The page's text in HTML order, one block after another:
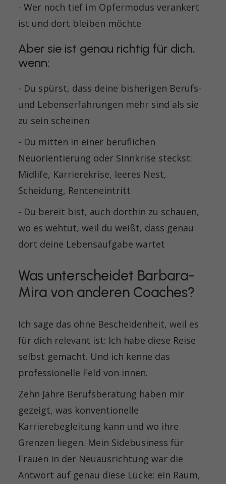
- Wer noch tief im Opfermodus verankert
ist und dort bleiben möchte
Aber sie ist genau richtig für dich,
wenn:
- Du spürst, dass deine bisherigen Berufs-
und Lebenserfahrungen mehr sind als sie
zu sein scheinen
- Du mitten in einer beruflichen
Neuorientierung oder Sinnkrise steckst:
Midlife, Karrierekrise, leeres Nest,
Scheidung, Renteneintritt
- Du bereit bist, auch dorthin zu schauen,
wo es wehtut, weil du weißt, dass genau
dort deine Lebensaufgabe wartet
Was unterscheidet Barbara-
Mira von anderen Coaches?
Ich sage das ohne Bescheidenheit, weil es
für dich relevant ist: Ich habe diese Reise
selbst gemacht. Und ich kenne das
professionelle Feld von innen.
Zehn Jahre Berufsberatung haben mir
gezeigt, was konventionelle
Karrierebegleitung kann und wo ihre
Grenzen liegen. Mein Sidebusiness für
Frauen in der Neuausrichtung war die
Antwort auf genau diese Lücke: ein Raum,